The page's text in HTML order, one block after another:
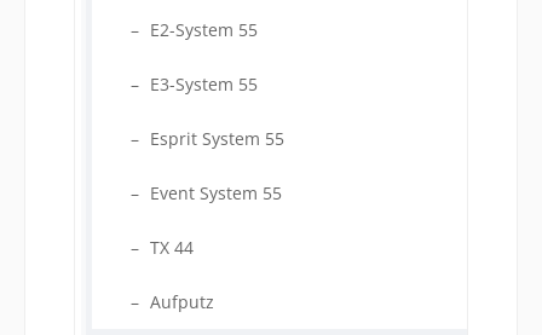
E2-System 55
E3-System 55
Esprit System 55
Event System 55
TX 44
Aufputz